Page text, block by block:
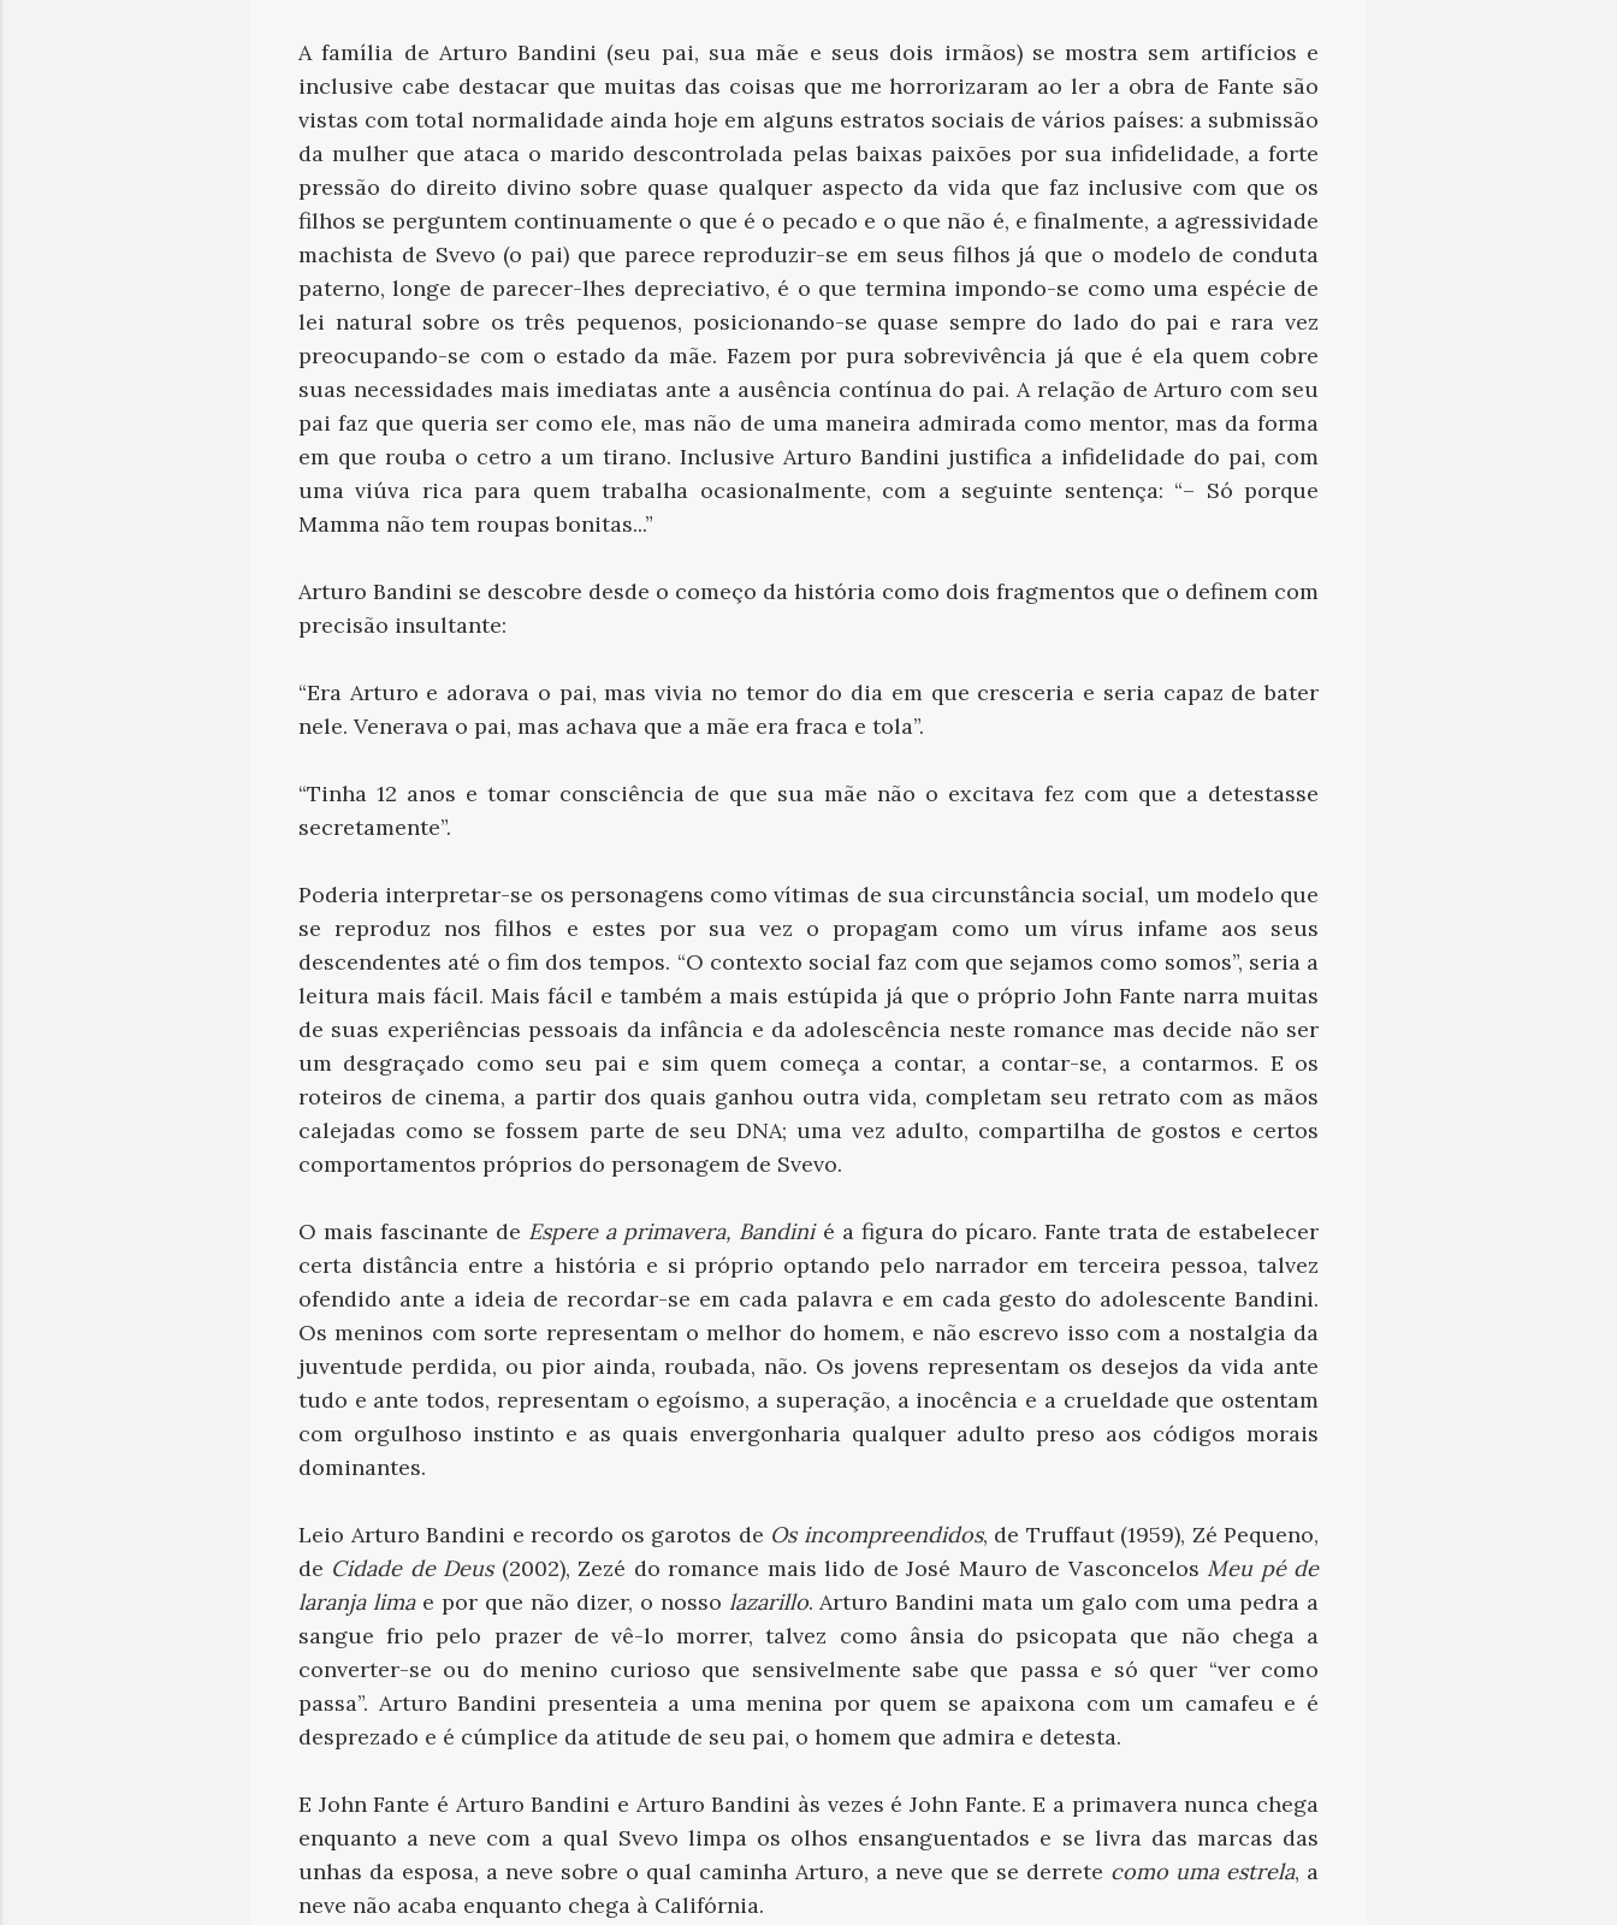
A família de Arturo Bandini (seu pai, sua mãe e seus dois irmãos) se mostra sem artifícios e
inclusive cabe destacar que muitas das coisas que me horrorizaram ao ler a obra de Fante são
vistas com total normalidade ainda hoje em alguns estratos sociais de vários países: a submissão
da mulher que ataca o marido descontrolada pelas baixas paixões por sua infidelidade, a forte
pressão do direito divino sobre quase qualquer aspecto da vida que faz inclusive com que os
filhos se perguntem continuamente o que é o pecado e o que não é, e finalmente, a agressividade
machista de Svevo (o pai) que parece reproduzir-se em seus filhos já que o modelo de conduta
paterno, longe de parecer-lhes depreciativo, é o que termina impondo-se como uma espécie de
lei natural sobre os três pequenos, posicionando-se quase sempre do lado do pai e rara vez
preocupando-se com o estado da mãe. Fazem por pura sobrevivência já que é ela quem cobre
suas necessidades mais imediatas ante a ausência contínua do pai. A relação de Arturo com seu
pai faz que queria ser como ele, mas não de uma maneira admirada como mentor, mas da forma
em que rouba o cetro a um tirano. Inclusive Arturo Bandini justifica a infidelidade do pai, com
uma viúva rica para quem trabalha ocasionalmente, com a seguinte sentença: “– Só porque
Mamma não tem roupas bonitas...”
Arturo Bandini se descobre desde o começo da história como dois fragmentos que o definem com
precisão insultante:
“Era Arturo e adorava o pai, mas vivia no temor do dia em que cresceria e seria capaz de bater
nele. Venerava o pai, mas achava que a mãe era fraca e tola”.
“Tinha 12 anos e tomar consciência de que sua mãe não o excitava fez com que a detestasse
secretamente”.
Poderia interpretar-se os personagens como vítimas de sua circunstância social, um modelo que
se reproduz nos filhos e estes por sua vez o propagam como um vírus infame aos seus
descendentes até o fim dos tempos. “O contexto social faz com que sejamos como somos”, seria a
leitura mais fácil. Mais fácil e também a mais estúpida já que o próprio John Fante narra muitas
de suas experiências pessoais da infância e da adolescência neste romance mas decide não ser
um desgraçado como seu pai e sim quem começa a contar, a contar-se, a contarmos. E os
roteiros de cinema, a partir dos quais ganhou outra vida, completam seu retrato com as mãos
calejadas como se fossem parte de seu DNA; uma vez adulto, compartilha de gostos e certos
comportamentos próprios do personagem de Svevo.
O mais fascinante de Espere a primavera, Bandinié a figura do pícaro. Fante trata de estabelecer
certa distância entre a história e si próprio optando pelo narrador em terceira pessoa, talvez
ofendido ante a ideia de recordar-se em cada palavra e em cada gesto do adolescente Bandini.
Os meninos com sorte representam o melhor do homem, e não escrevo isso com a nostalgia da
juventude perdida, ou pior ainda, roubada, não. Os jovens representam os desejos da vida ante
tudo e ante todos, representam o egoísmo, a superação, a inocência e a crueldade que ostentam
com orgulhoso instinto e as quais envergonharia qualquer adulto preso aos códigos morais
dominantes.
Leio Arturo Bandini e recordo os garotos de Os incompreendidos, de Truffaut (1959), Zé Pequeno,
de Cidade de Deus(2002), Zezé do romance mais lido de José Mauro de Vasconcelos Meu pé de
laranja limae por que não dizer, o nosso lazarillo. Arturo Bandini mata um galo com uma pedra a
sangue frio pelo prazer de vê-lo morrer, talvez como ânsia do psicopata que não chega a
converter-se ou do menino curioso que sensivelmente sabe que passa e só quer “ver como
passa”. Arturo Bandini presenteia a uma menina por quem se apaixona com um camafeu e é
desprezado e é cúmplice da atitude de seu pai, o homem que admira e detesta.
E John Fante é Arturo Bandini e Arturo Bandini às vezes é John Fante. E a primavera nunca chega
enquanto a neve com a qual Svevo limpa os olhos ensanguentados e se livra das marcas das
unhas da esposa, a neve sobre o qual caminha Arturo, a neve que se derrete como uma estrela, a
neve não acaba enquanto chega à Califórnia.